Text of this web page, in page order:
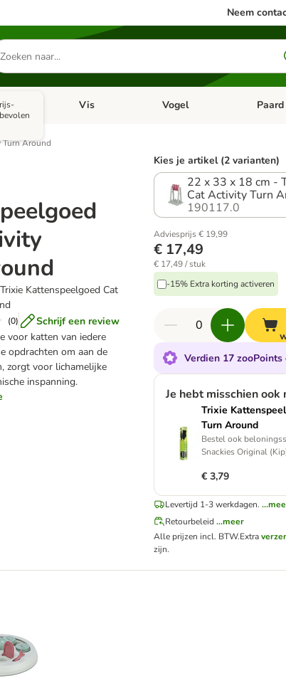
Neem
menu: ApotheekOpen categorie menu: Kleine dieren
Vis Open categorie menu: Vis
Vogel Open
Paard
Turn Around
Kattenspeelgoed Cat
(0)
Schrijf een review
voor katten van iedere
opdrachten om aan de
zorgt voor lichamelijke
inspanning.
Kies je artikel (2 varianten)
22 x 33 x 18 cm -
Cat Activity Turn
190117.0
Adviesprijs € 19,99
€ 17,49
€ 17,49 / stuk
-15% Extra korting activeren
Verdien 17
Je hebt misschien ook
Trixie
Turn Around
Bestel ook
Snackies Original
€ 3,79
Levertijd 1-3 werkdagen.
Retourbeleid ...meer
Alle prijzen incl. BTW.Extra
zijn.
Flip Board